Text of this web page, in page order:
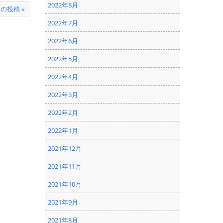
投稿 »
2022年8月
2022年7月
2022年6月
2022年5月
2022年4月
2022年3月
2022年2月
2022年1月
2021年12月
2021年11月
2021年10月
2021年9月
2021年8月